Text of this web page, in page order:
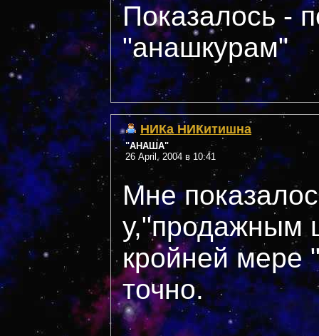
Показалось -
"анашкурам"
НИКа НИКитишна
"АНАША"
26 April, 2004 в 10:41
Мне
у,"продажным
кройней мере
точно.